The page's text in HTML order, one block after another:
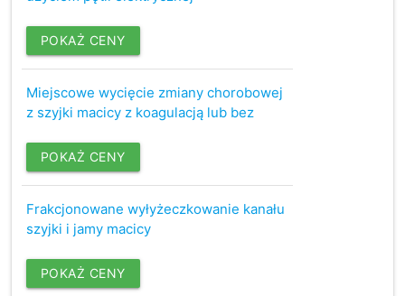
POKAŻ CENY
Miejscowe wycięcie zmiany chorobowej
z szyjki macicy z koagulacją lub bez
POKAŻ CENY
Frakcjonowane wyłyżeczkowanie kanału
szyjki i jamy macicy
POKAŻ CENY